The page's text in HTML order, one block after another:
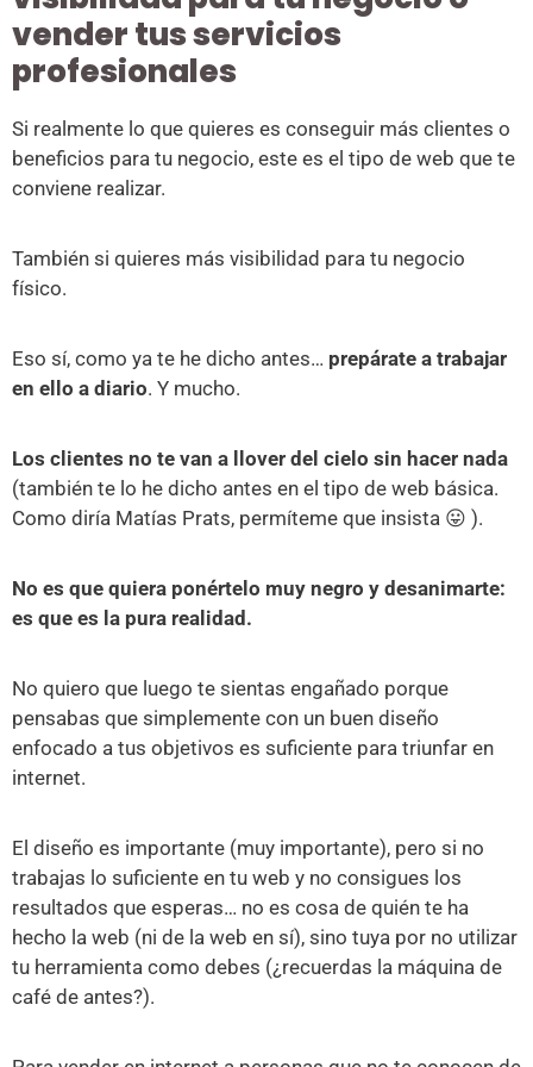
vender tus servicios
profesionales
Si realmente lo que quieres es conseguir más clientes o
beneficios para tu negocio, este es el tipo de web que te
conviene realizar.
También si quieres más visibilidad para tu negocio
físico.
Eso sí, como ya te he dicho antes… prepárate a trabajar
en ello a diario. Y mucho.
Los clientes no te van a llover del cielo sin hacer nada
(también te lo he dicho antes en el tipo de web básica.
Como diría Matías Prats, permíteme que insista 😛 ).
No es que quiera ponértelo muy negro y desanimarte:
es que es la pura realidad.
No quiero que luego te sientas engañado porque
pensabas que simplemente con un buen diseño
enfocado a tus objetivos es suficiente para triunfar en
internet.
El diseño es importante (muy importante), pero si no
trabajas lo suficiente en tu web y no consigues los
resultados que esperas… no es cosa de quién te ha
hecho la web (ni de la web en sí), sino tuya por no utilizar
tu herramienta como debes (¿recuerdas la máquina de
café de antes?).